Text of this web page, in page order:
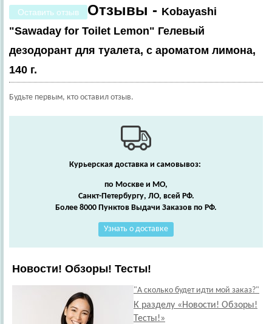
Оставить отзыв Отзывы - Kobayashi
"Sawaday for Toilet Lemon" Гелевый
дезодорант для туалета, с ароматом лимона,
140 г.
Будьте первым, кто оставил отзыв.
Курьерская доставка и самовывоз:
по Москве и МО,
Санкт-Петербургу, ЛО, всей РФ.
Более 8000 Пунктов Выдачи Заказов по РФ.
Узнать о доставке
Новости! Обзоры! Тесты!
"А сколько будет идти мой заказ?"
К разделу «Новости! Обзоры!
Тесты!»